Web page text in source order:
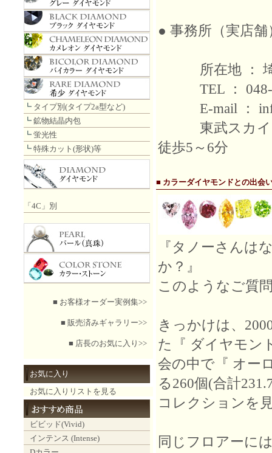
┗ タイプ別(タイプ2a型など)
┗ 鉱物結晶内包
┗ 蛍光性
┗ 特殊カット(形状)等
「4C」別
■ お客様オーダー実例集>>
■ 販売済みギャラリー>>
■ 店長のお気に入り>>
お気に入り
お気に入りリストを見る
ビビッド(Vivid)
インテンス (Intense)
● 事務所（実店舗
所在地 ： 埼
TEL ： 048-
E-mail ：
東武スカイツ
徒歩5～6分
■ カラーダイヤモンドとの出会
『タノーさんは
か？』
このようなご質
きっかけは、
た『 ダイヤモン
会の中で『 オー
る260個(合計
コレクションを
同じフロアーに